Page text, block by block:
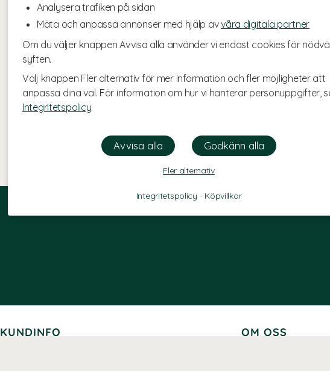
Analysera trafiken på sidan
Mäta och anpassa annonser med hjälp avvåra digitala partner
Om du väljer knappen Avvisa alla använder vi endast cookies för
syften.
Välj knappen Fler alternativ för mer information och fler möjligheter att
anpassa dina val. För information om hur vi hanterar personuppgifter,
Integritetspolicy.
Fler alternativ
Integritetspolicy - Köpvillkor
KUNDINFO OM OSS